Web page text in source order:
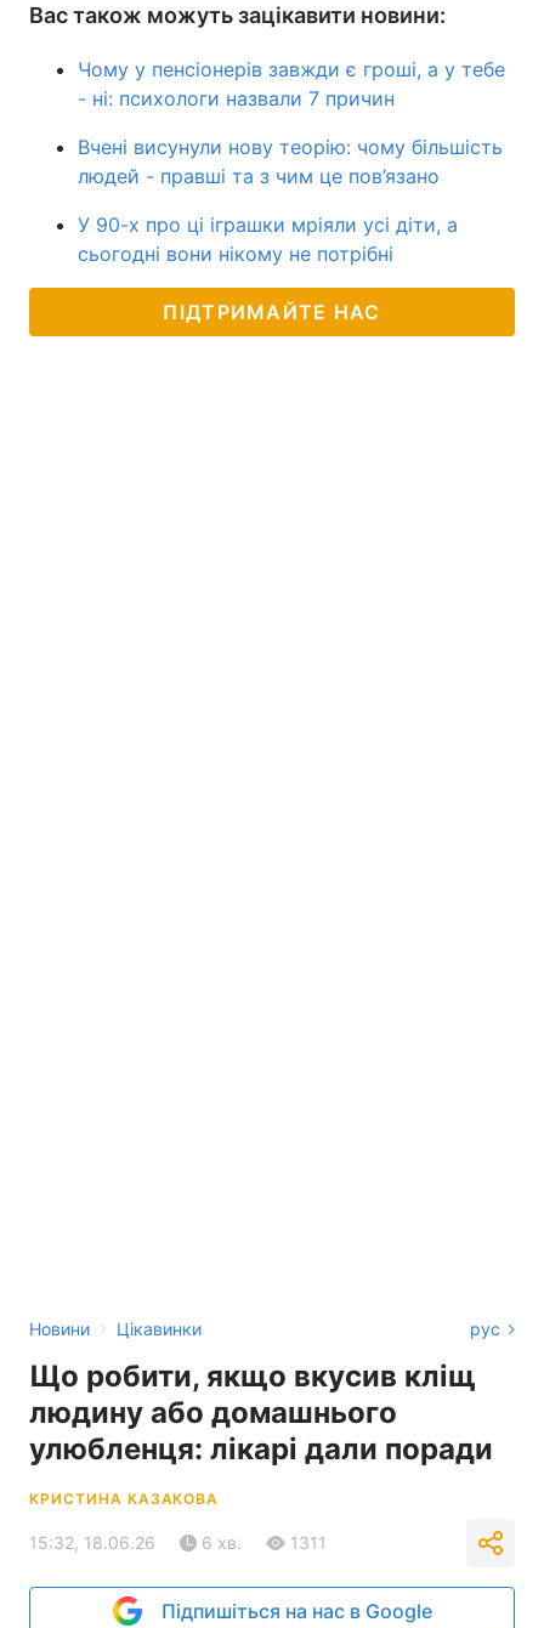
Вас також можуть зацікавити новини:
Чому у пенсіонерів завжди є гроші, а у тебе
- ні: психологи назвали 7 причин
Вчені висунули нову теорію: чому більшість
людей - правші та з чим це пов’язано
У 90-х про ці іграшки мріяли усі діти, а
сьогодні вони нікому не потрібні
ПІДТРИМАЙТЕ НАС
Новини › Цікавинки рус
Що робити, якщо вкусив кліщ
людину або домашнього
улюбленця: лікарі дали поради
КРИСТИНА КАЗАКОВА
15:32, 18.06.26 6 хв. 1311
Підпишіться на нас в Google